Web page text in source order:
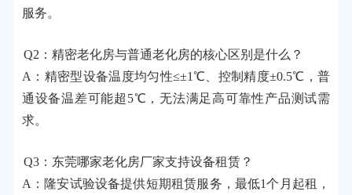
服务。
Q2：精密老化房与普通老化房的核心区别是什么？
A：精密型设备温度均匀性≤±1℃、控制精度±0.5℃，普
通设备温差可能超5℃，无法满足高可靠性产品测试需
求。
Q3：东莞哪家老化房厂家支持设备租赁？
A：隆安试验设备提供短期租赁服务，最低1个月起租，